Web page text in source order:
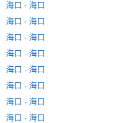
海口 - 海口
海口 - 海口
海口 - 海口
海口 - 海口
海口 - 海口
海口 - 海口
海口 - 海口
海口 - 海口